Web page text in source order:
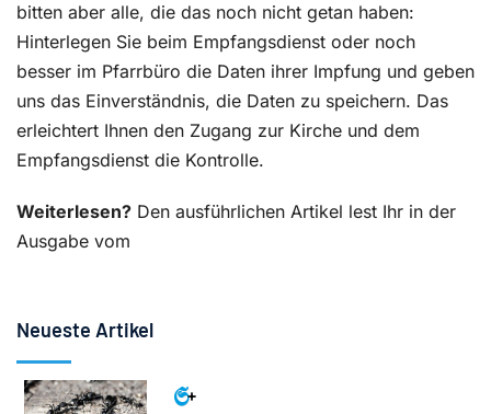
bitten aber alle, die das noch nicht getan haben:
Hinterlegen Sie beim Empfangsdienst oder noch
besser im Pfarrbüro die Daten ihrer Impfung und geben
uns das Einverständnis, die Daten zu speichern. Das
erleichtert Ihnen den Zugang zur Kirche und dem
Empfangsdienst die Kontrolle.
Weiterlesen? Den ausführlichen Artikel lest Ihr in der
Ausgabe vom
Neueste Artikel